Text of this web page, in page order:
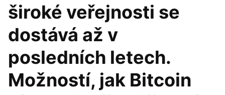
široké veřejnosti se
dostává až v
posledních letech.
Možností, jak Bitcoin